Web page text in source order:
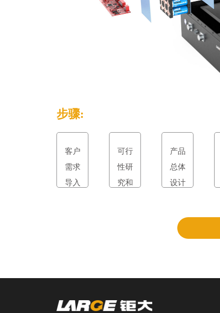
步骤:
客户
需求
导入
可行
性研
究和
产品
总体
设计